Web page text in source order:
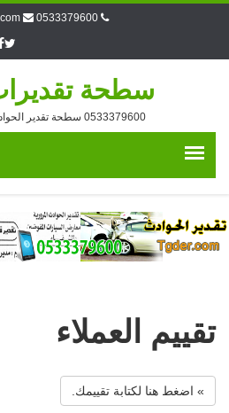
0533379600
سطحة
0533379600 سطحة تقدير الحوادث و شيخ المعارض
تقييم العملاء